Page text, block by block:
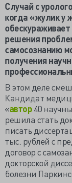
Случай с
когда «жулик у
решения
самосознанию
получения
В этом деле
Кандидат
«автор 40
решила стать
писать
тыс. рублей с
договор с
докторской
болезни